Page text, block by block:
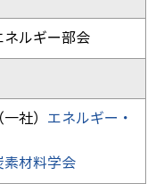
ルギー部会
社） エネルギー・
素材料学会